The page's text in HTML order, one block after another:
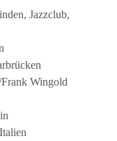
Jazzclub,
Wingold